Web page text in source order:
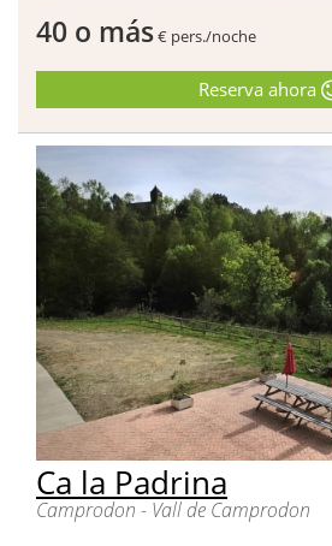
40 o más€ pers./noche
Reserva ahora
Ca la Padrina
Camprodon - Vall de Camprodon